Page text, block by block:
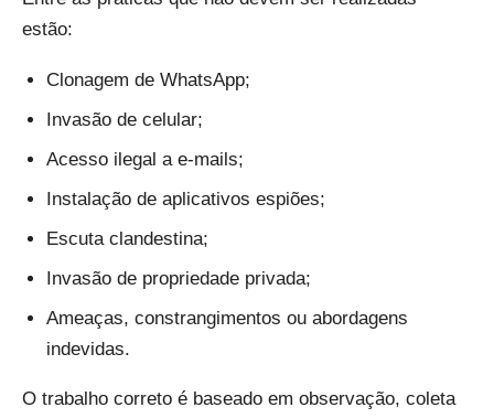
estão:
Clonagem de WhatsApp;
Invasão de celular;
Acesso ilegal a e-mails;
Instalação de aplicativos espiões;
Escuta clandestina;
Invasão de propriedade privada;
Ameaças, constrangimentos ou abordagens
indevidas.
O trabalho correto é baseado em observação, coleta